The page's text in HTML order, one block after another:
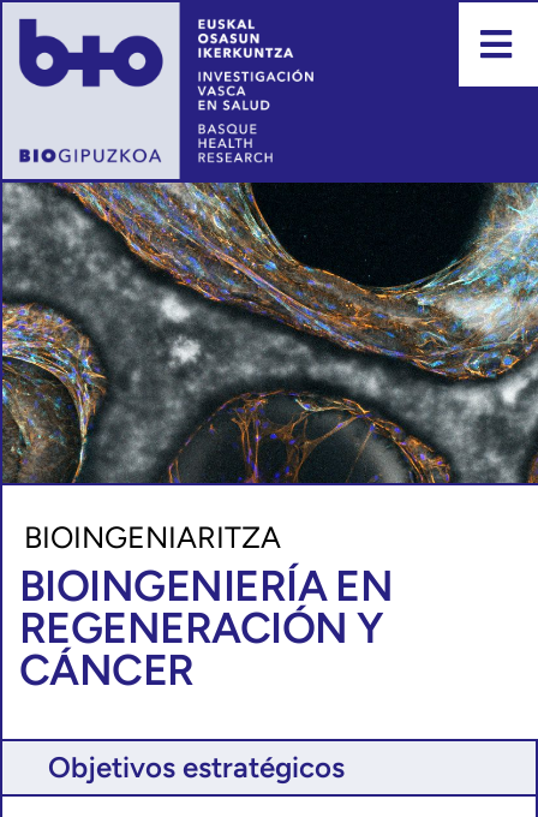
BIOINGENIARITZA
BIOINGENIERÍA EN
REGENERACIÓN Y
CÁNCER
Objetivos estratégicos